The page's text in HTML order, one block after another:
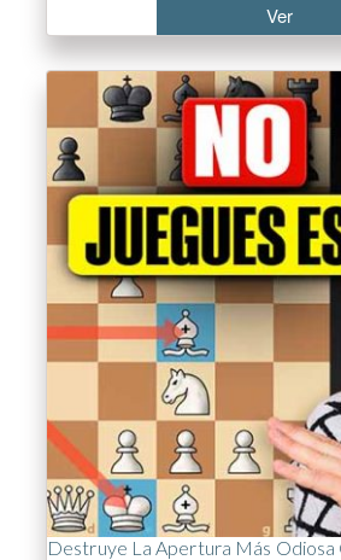
Ver
Destruye La Apertura Más